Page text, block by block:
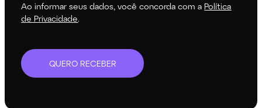
Ao informar seus dados, você concorda com aPolítica
de Privacidade.
QUERO RECEBER